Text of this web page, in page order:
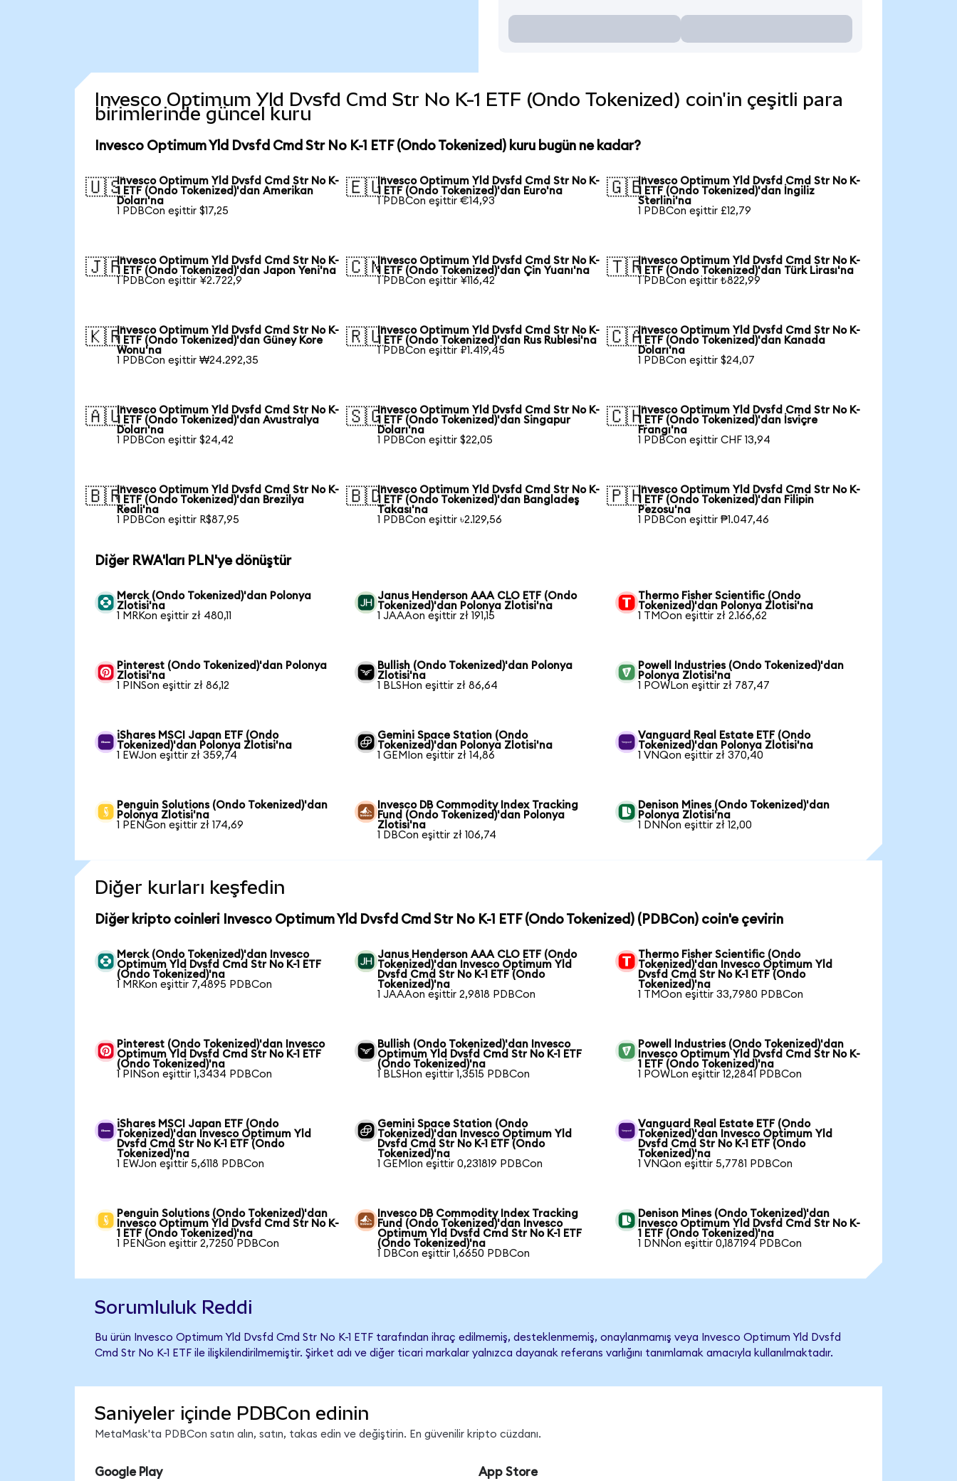
Invesco Optimum Yld Dvsfd Cmd Str No K-1 ETF (Ondo Tokenized) coin'in çeşitli para
birimlerinde güncel kuru
Invesco Optimum Yld Dvsfd Cmd Str No K-1 ETF (Ondo Tokenized) kuru bugün ne kadar?
🇺🇸Invesco Optimum Yld Dvsfd Cmd Str No K-
1 ETF (Ondo Tokenized)'dan Amerikan
Doları'na
1 PDBCon eşittir $17,25
🇪🇺Invesco Optimum Yld Dvsfd Cmd Str No K-
1 ETF (Ondo Tokenized)'dan Euro'na
1 PDBCon eşittir €14,93
🇬🇧Invesco Optimum Yld Dvsfd Cmd Str No K-
1 ETF (Ondo Tokenized)'dan İngiliz
Sterlini'na
1 PDBCon eşittir £12,79
🇯🇵Invesco Optimum Yld Dvsfd Cmd Str No K-
1 ETF (Ondo Tokenized)'dan Japon Yeni'na
1 PDBCon eşittir ¥2.722,9
🇨🇳Invesco Optimum Yld Dvsfd Cmd Str No K-
1 ETF (Ondo Tokenized)'dan Çin Yuanı'na
1 PDBCon eşittir ¥116,42
🇹🇷Invesco Optimum Yld Dvsfd Cmd Str No K-
1 ETF (Ondo Tokenized)'dan Türk Lirası'na
1 PDBCon eşittir ₺822,99
🇰🇷Invesco Optimum Yld Dvsfd Cmd Str No K-
1 ETF (Ondo Tokenized)'dan Güney Kore
Wonu'na
1 PDBCon eşittir ₩24.292,35
🇷🇺Invesco Optimum Yld Dvsfd Cmd Str No K-
1 ETF (Ondo Tokenized)'dan Rus Rublesi'na
1 PDBCon eşittir ₽1.419,45
🇨🇦Invesco Optimum Yld Dvsfd Cmd Str No K-
1 ETF (Ondo Tokenized)'dan Kanada
Doları'na
1 PDBCon eşittir $24,07
🇦🇺Invesco Optimum Yld Dvsfd Cmd Str No K-
1 ETF (Ondo Tokenized)'dan Avustralya
Doları'na
1 PDBCon eşittir $24,42
🇸🇬Invesco Optimum Yld Dvsfd Cmd Str No K-
1 ETF (Ondo Tokenized)'dan Singapur
Doları'na
1 PDBCon eşittir $22,05
🇨🇭Invesco Optimum Yld Dvsfd Cmd Str No K-
1 ETF (Ondo Tokenized)'dan İsviçre
Frangı'na
1 PDBCon eşittir CHF 13,94
🇧🇷Invesco Optimum Yld Dvsfd Cmd Str No K-
1 ETF (Ondo Tokenized)'dan Brezilya
Reali'na
1 PDBCon eşittir R$87,95
🇧🇩Invesco Optimum Yld Dvsfd Cmd Str No K-
1 ETF (Ondo Tokenized)'dan Bangladeş
Takası'na
1 PDBCon eşittir ৳2.129,56
🇵🇭Invesco Optimum Yld Dvsfd Cmd Str No K-
1 ETF (Ondo Tokenized)'dan Filipin
Pezosu'na
1 PDBCon eşittir ₱1.047,46
Diğer RWA'ları PLN'ye dönüştür
Merck (Ondo Tokenized)'dan Polonya
Zlotisi'na
1 MRKon eşittir zł 480,11
Janus Henderson AAA CLO ETF (Ondo
Tokenized)'dan Polonya Zlotisi'na
1 JAAAon eşittir zł 191,15
Thermo Fisher Scientific (Ondo
Tokenized)'dan Polonya Zlotisi'na
1 TMOon eşittir zł 2.166,62
Pinterest (Ondo Tokenized)'dan Polonya
Zlotisi'na
1 PINSon eşittir zł 86,12
Bullish (Ondo Tokenized)'dan Polonya
Zlotisi'na
1 BLSHon eşittir zł 86,64
Powell Industries (Ondo Tokenized)'dan
Polonya Zlotisi'na
1 POWLon eşittir zł 787,47
iShares MSCI Japan ETF (Ondo
Tokenized)'dan Polonya Zlotisi'na
1 EWJon eşittir zł 359,74
Gemini Space Station (Ondo
Tokenized)'dan Polonya Zlotisi'na
1 GEMIon eşittir zł 14,86
Vanguard Real Estate ETF (Ondo
Tokenized)'dan Polonya Zlotisi'na
1 VNQon eşittir zł 370,40
Penguin Solutions (Ondo Tokenized)'dan
Polonya Zlotisi'na
1 PENGon eşittir zł 174,69
Invesco DB Commodity Index Tracking
Fund (Ondo Tokenized)'dan Polonya
Zlotisi'na
1 DBCon eşittir zł 106,74
Denison Mines (Ondo Tokenized)'dan
Polonya Zlotisi'na
1 DNNon eşittir zł 12,00
Diğer kurları keşfedin
Diğer kripto coinleri Invesco Optimum Yld Dvsfd Cmd Str No K-1 ETF (Ondo Tokenized) (PDBCon) coin'e çevirin
Merck (Ondo Tokenized)'dan Invesco
Optimum Yld Dvsfd Cmd Str No K-1 ETF
(Ondo Tokenized)'na
1 MRKon eşittir 7,4895 PDBCon
Janus Henderson AAA CLO ETF (Ondo
Tokenized)'dan Invesco Optimum Yld
Dvsfd Cmd Str No K-1 ETF (Ondo
Tokenized)'na
1 JAAAon eşittir 2,9818 PDBCon
Thermo Fisher Scientific (Ondo
Tokenized)'dan Invesco Optimum Yld
Dvsfd Cmd Str No K-1 ETF (Ondo
Tokenized)'na
1 TMOon eşittir 33,7980 PDBCon
Pinterest (Ondo Tokenized)'dan Invesco
Optimum Yld Dvsfd Cmd Str No K-1 ETF
(Ondo Tokenized)'na
1 PINSon eşittir 1,3434 PDBCon
Bullish (Ondo Tokenized)'dan Invesco
Optimum Yld Dvsfd Cmd Str No K-1 ETF
(Ondo Tokenized)'na
1 BLSHon eşittir 1,3515 PDBCon
Powell Industries (Ondo Tokenized)'dan
Invesco Optimum Yld Dvsfd Cmd Str No K-
1 ETF (Ondo Tokenized)'na
1 POWLon eşittir 12,2841 PDBCon
iShares MSCI Japan ETF (Ondo
Tokenized)'dan Invesco Optimum Yld
Dvsfd Cmd Str No K-1 ETF (Ondo
Tokenized)'na
1 EWJon eşittir 5,6118 PDBCon
Gemini Space Station (Ondo
Tokenized)'dan Invesco Optimum Yld
Dvsfd Cmd Str No K-1 ETF (Ondo
Tokenized)'na
1 GEMIon eşittir 0,231819 PDBCon
Vanguard Real Estate ETF (Ondo
Tokenized)'dan Invesco Optimum Yld
Dvsfd Cmd Str No K-1 ETF (Ondo
Tokenized)'na
1 VNQon eşittir 5,7781 PDBCon
Penguin Solutions (Ondo Tokenized)'dan
Invesco Optimum Yld Dvsfd Cmd Str No K-
1 ETF (Ondo Tokenized)'na
1 PENGon eşittir 2,7250 PDBCon
Invesco DB Commodity Index Tracking
Fund (Ondo Tokenized)'dan Invesco
Optimum Yld Dvsfd Cmd Str No K-1 ETF
(Ondo Tokenized)'na
1 DBCon eşittir 1,6650 PDBCon
Denison Mines (Ondo Tokenized)'dan
Invesco Optimum Yld Dvsfd Cmd Str No K-
1 ETF (Ondo Tokenized)'na
1 DNNon eşittir 0,187194 PDBCon
Sorumluluk Reddi
Bu ürün Invesco Optimum Yld Dvsfd Cmd Str No K-1 ETF tarafından ihraç edilmemiş, desteklenmemiş, onaylanmamış veya Invesco Optimum Yld Dvsfd
Cmd Str No K-1 ETF ile ilişkilendirilmemiştir. Şirket adı ve diğer ticari markalar yalnızca dayanak referans varlığını tanımlamak amacıyla kullanılmaktadır.
Saniyeler içinde PDBCon edinin
MetaMask'ta PDBCon satın alın, satın, takas edin ve değiştirin. En güvenilir kripto cüzdanı.
Google Play App Store